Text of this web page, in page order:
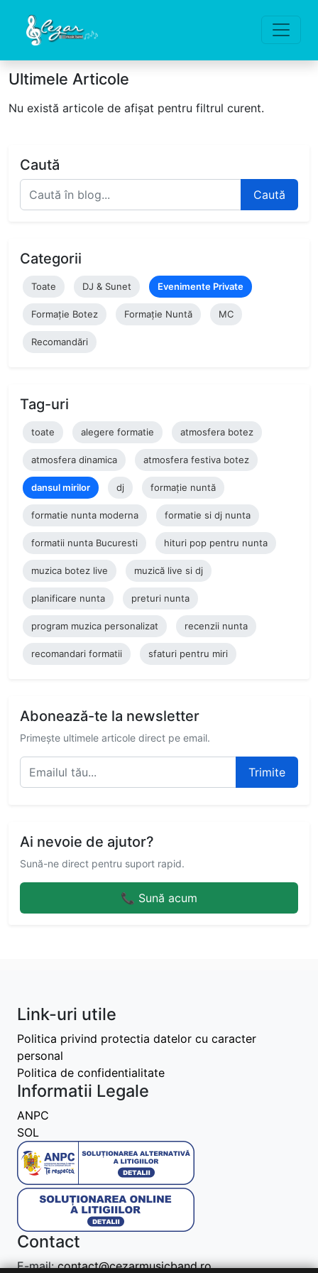
Ultimele Articole
Nu există articole de afișat pentru filtrul curent.
Caută
Caută
Categorii
Toate DJ & Sunet Evenimente Private
Formație Botez Formație Nuntă MC
Recomandări
Tag-uri
toate alegere formatie atmosfera botez
atmosfera dinamica atmosfera festiva botez
dansul mirilor dj formație nuntă
formatie nunta moderna formatie si dj nunta
formatii nunta Bucuresti hituri pop pentru nunta
muzica botez live muzică live si dj
planificare nunta preturi nunta
program muzica personalizat recenzii nunta
recomandari formatii sfaturi pentru miri
Abonează-te la newsletter
Primește ultimele articole direct pe email.
Trimite
Ai nevoie de ajutor?
Sună-ne direct pentru suport rapid.
📞 Sună acum
Link-uri utile
Politica privind protectia datelor cu caracter
personal
Politica de confidentialitate
Informatii Legale
ANPC
SOL
Contact
E-mail:contact@cezarmusicband.ro